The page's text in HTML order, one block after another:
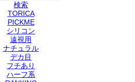
検索
TORICA
PICKME
シリコン
遠視用
ナチュラル
デカ目
フチあり
ハーフ系